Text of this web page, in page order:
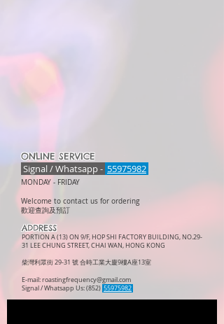
ONLINE SERVICE
Signal / Whatsapp - 55975982
MONDAY - FRIDAY
Welcome to contact us for ordering
歡迎查詢及預訂
ADDRESS
PORTION A (13) ON 9/F, HOP SHI FACTORY BUILDING, NO.29-
31 LEE CHUNG STREET, CHAI WAN, HONG KONG
柴灣利眾街 29-31 號 合時工業大廈9樓A座13室
E-mail:roastingfrequency@gmail.com
Signal / Whatsapp Us: (852) 55975982